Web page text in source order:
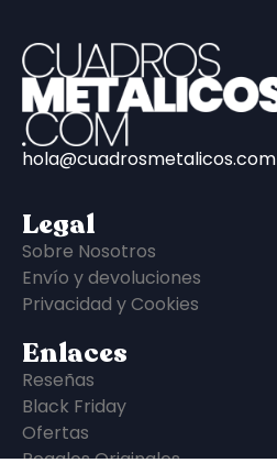
hola@cuadrosmetalicos.com
Legal
Sobre Nosotros
Envío y devoluciones
Privacidad y Cookies
Enlaces
Reseñas
Black Friday
Ofertas